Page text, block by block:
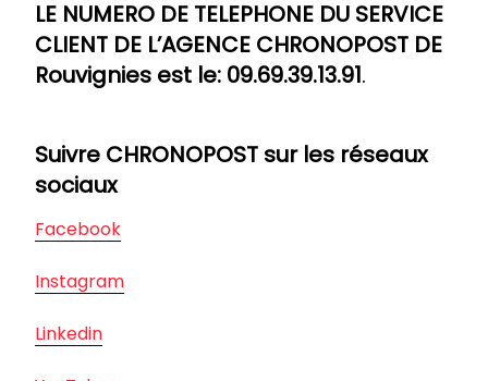
LE NUMERO DE TELEPHONE DU SERVICE
CLIENT DE L’AGENCE CHRONOPOST DE
Rouvignies est le: 09.69.39.13.91.
Suivre CHRONOPOST sur les réseaux
sociaux
Facebook
Instagram
Linkedin